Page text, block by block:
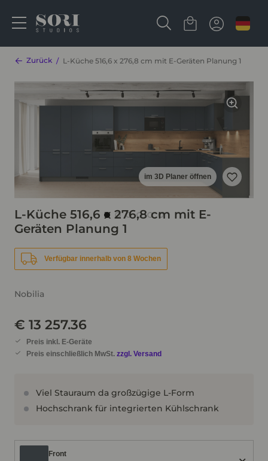
Zurück L-Küche 516,6 x 276,8 cm mit E-Geräten Planung 1
im 3D Planer öffnen
L-Küche 516,6 x 276,8 cm mit E-
Geräten Planung 1
Verfügbar innerhalb von 8 Wochen
Nobilia
€ 13 257.36
Preis inkl. E-Geräte
Preis einschließlich MwSt. zzgl. Versand
Viel Stauraum da großzügige L-Form
Hochschrank für integrierten Kühlschrank
Front